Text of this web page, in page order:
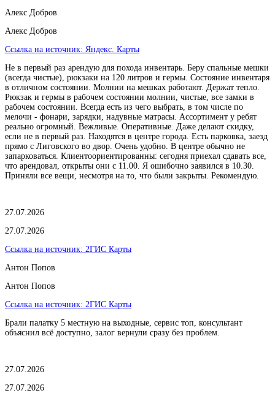
Алекс Добров
Алекс Добров
Ссылка на источник: Яндекс. Карты
Не в первый раз арендую для похода инвентарь. Беру спальные мешки
(всегда чистые), рюкзаки на 120 литров и гермы. Состояние инвентаря
в отличном состоянии. Молнии на мешках работают. Держат тепло.
Рюкзак и гермы в рабочем состоянии молнии, чистые, все замки в
рабочем состоянии. Всегда есть из чего выбрать, в том числе по
мелочи - фонари, зарядки, надувные матрасы. Ассортимент у ребят
реально огромный. Вежливые. Оперативные. Даже делают скидку,
если не в первый раз. Находятся в центре города. Есть парковка, заезд
прямо с Лиговского во двор. Очень удобно. В центре обычно не
запарковаться. Клиентоориентированны: сегодня приехал сдавать все,
что арендовал, открыты они с 11.00. Я ошибочно заявился в 10.30.
Приняли все вещи, несмотря на то, что были закрыты. Рекомендую.
27.07.2026
27.07.2026
Ссылка на источник: 2ГИС Карты
Антон Попов
Антон Попов
Ссылка на источник: 2ГИС Карты
Брали палатку 5 местную на выходные, сервис топ, консультант
объяснил всё доступно, залог вернули сразу без проблем.
27.07.2026
27.07.2026